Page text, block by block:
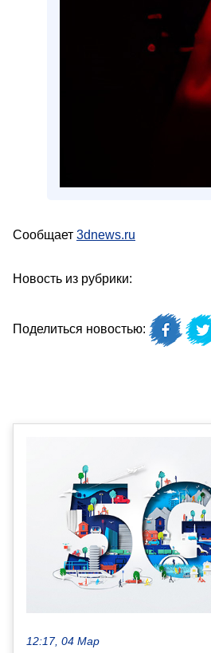
Сообщает 3dnews.ru
Новость из рубрики:
Поделиться новостью:
12:17, 04 Мар